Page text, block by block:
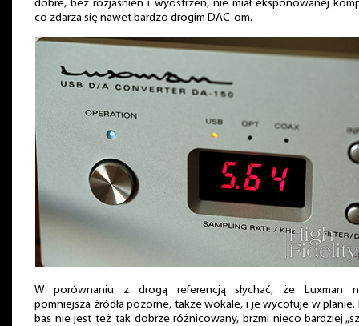
dobre, bez rozjaśnień i wyostrzeń, nie miał eksponowanej
co zdarza się nawet bardzo drogim DAC-om.
W porównaniu z drogą referencją słychać, że Luxman
pomniejsza źródła pozorne, także wokale, i je wycofuje w planie.
bas nie jest też tak dobrze różnicowany, brzmi nieco bardziej